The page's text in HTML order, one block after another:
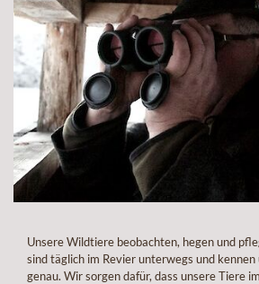
Unsere Wildtiere beobachten, hegen und
sind täglich im Revier unterwegs und kennen
genau. Wir sorgen dafür, dass unsere Tiere